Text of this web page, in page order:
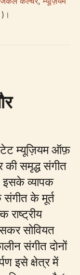
)।
म्यूज़ियम ऑफ़
की समृद्ध संगीत
इसके व्यापक
के मूर्त
राष्ट्रीय
सोवियत
संगीत दोनों
इसे क्षेत्र में